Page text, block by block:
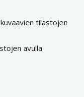
tilastojen
avulla